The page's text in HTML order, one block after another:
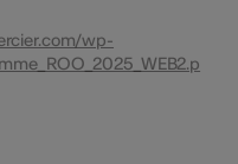
wp-